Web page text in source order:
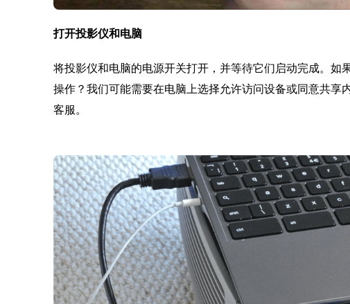
打开投影仪和电脑
将投影仪和电脑的电源开关打开，并等待它们启动完成。如
操作？我们可能需要在电脑上选择允许访问设备或同意共享
客服。